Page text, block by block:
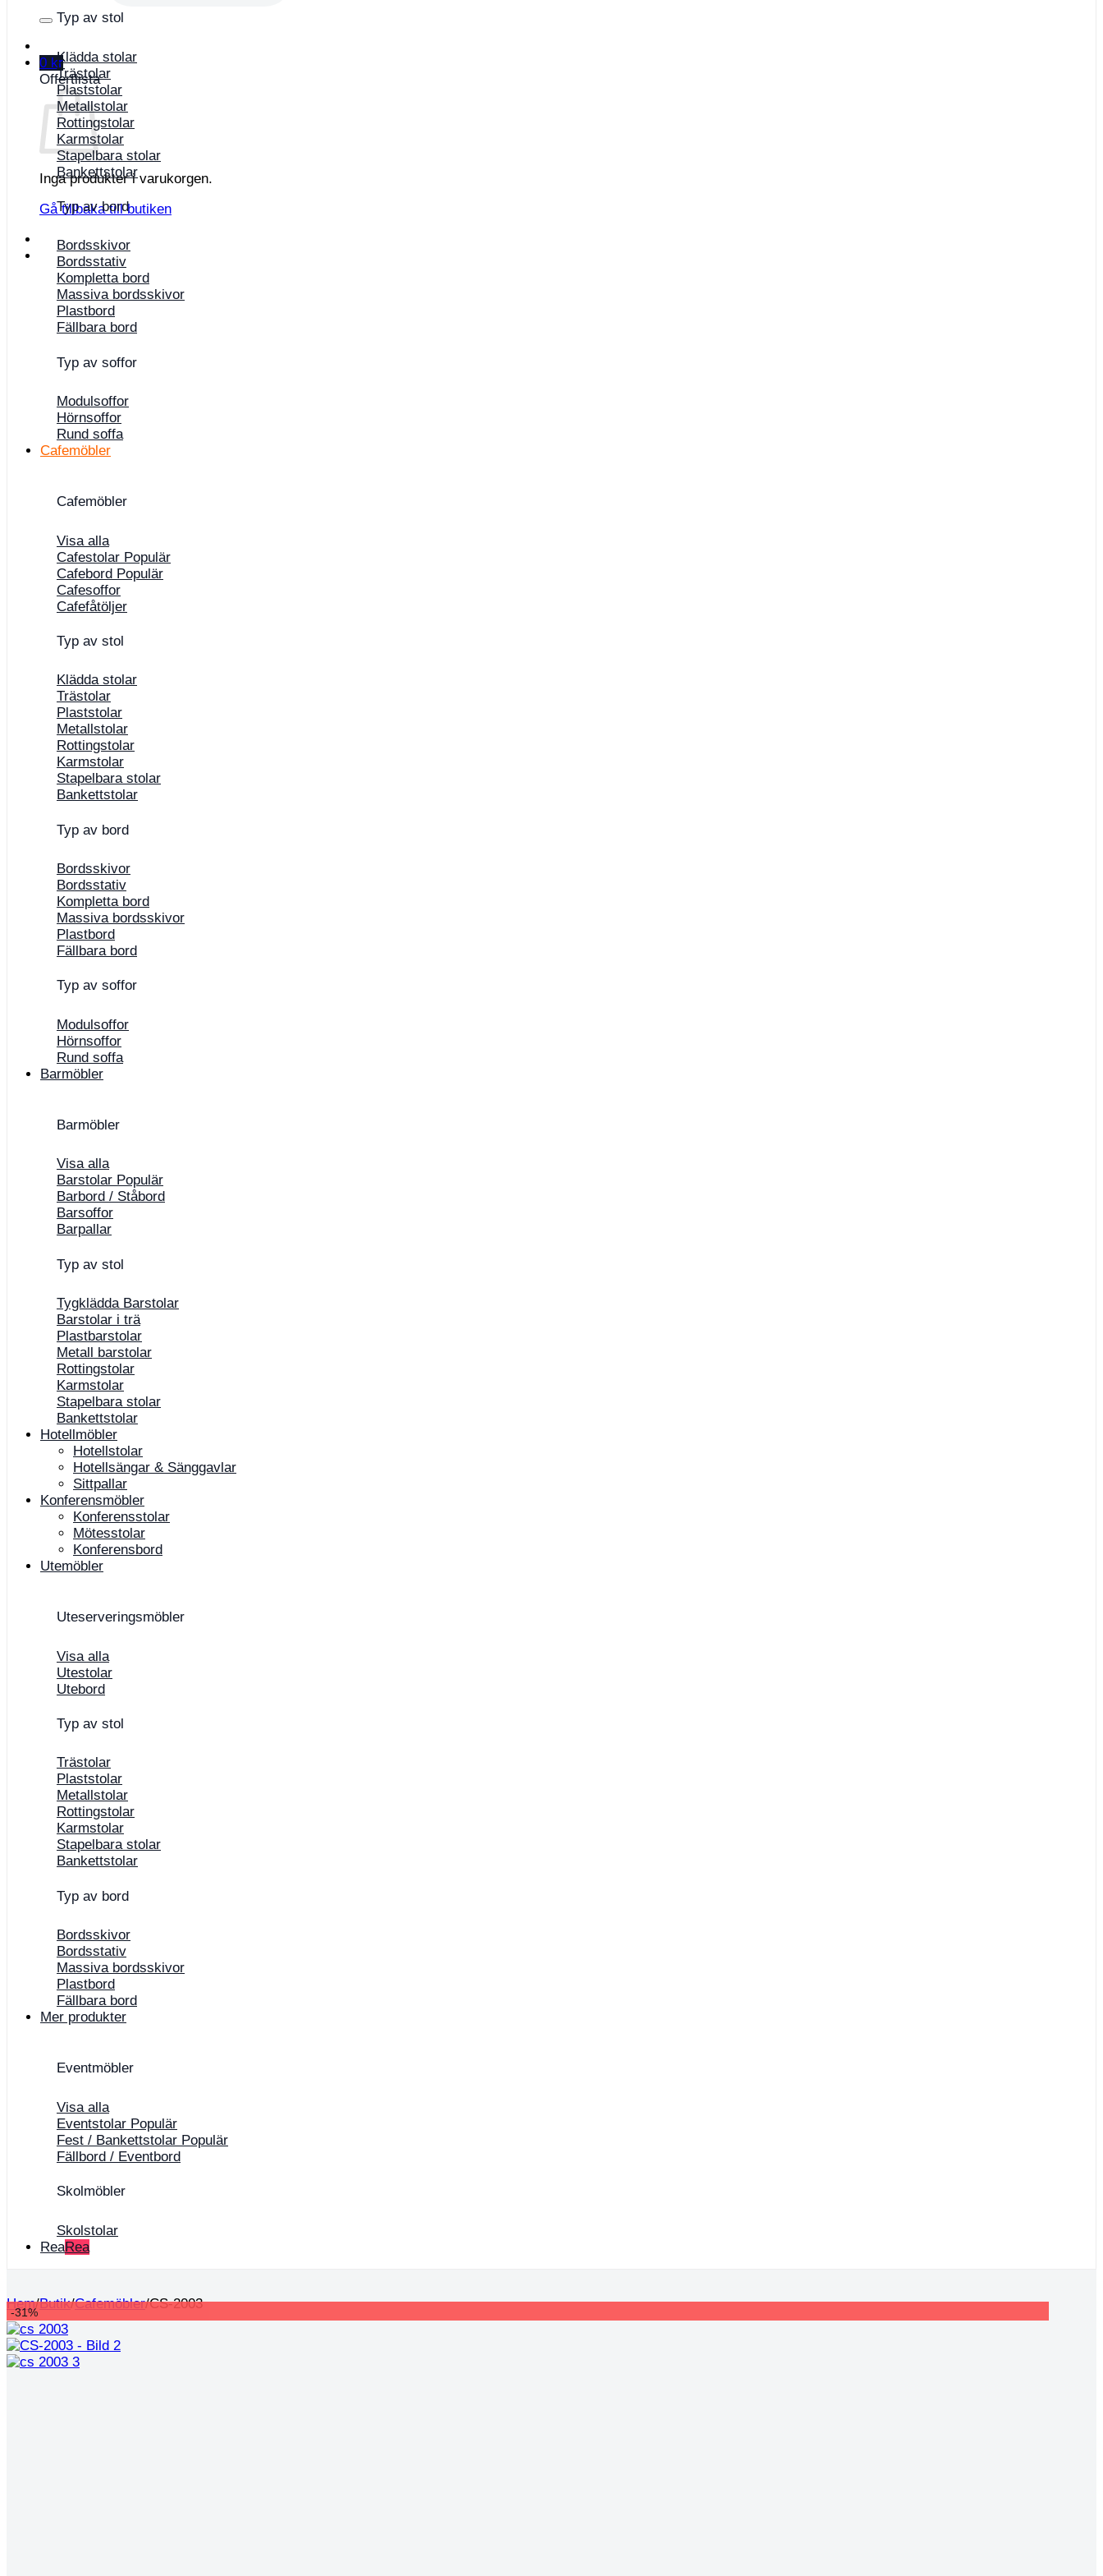
0 kr
Offertlista
Inga produkter i varukorgen.
Gå tillbaka till butiken
Typ av stol
Klädda stolar
Trästolar
Plaststolar
Metallstolar
Rottingstolar
Karmstolar
Stapelbara stolar
Bankettstolar
Typ av bord
Bordsskivor
Bordsstativ
Kompletta bord
Massiva bordsskivor
Plastbord
Fällbara bord
Typ av soffor
Modulsoffor
Hörnsoffor
Rund soffa
Cafemöbler
Cafemöbler
Visa alla
Cafestolar
Cafebord
Cafesoffor
Cafefåtöljer
Typ av stol
Klädda stolar
Trästolar
Plaststolar
Metallstolar
Rottingstolar
Karmstolar
Stapelbara stolar
Bankettstolar
Typ av bord
Bordsskivor
Bordsstativ
Kompletta bord
Massiva bordsskivor
Plastbord
Fällbara bord
Typ av soffor
Modulsoffor
Hörnsoffor
Rund soffa
Barmöbler
Barmöbler
Visa alla
Barstolar
Barbord / Ståbord
Barsoffor
Barpallar
Typ av stol
Tygklädda Barstolar
Barstolar i trä
Plastbarstolar
Metall barstolar
Rottingstolar
Karmstolar
Stapelbara stolar
Bankettstolar
Hotellmöbler
Hotellstolar
Hotellsängar & Sänggavlar
Sittpallar
Konferensmöbler
Konferensstolar
Mötesstolar
Konferensbord
Utemöbler
Uteserveringsmöbler
Visa alla
Utestolar
Utebord
Typ av stol
Trästolar
Plaststolar
Metallstolar
Rottingstolar
Karmstolar
Stapelbara stolar
Bankettstolar
Typ av bord
Bordsskivor
Bordsstativ
Massiva bordsskivor
Plastbord
Fällbara bord
Mer produkter
Eventmöbler
Visa alla
Eventstolar
Fest / Bankettstolar
Fällbord / Eventbord
Skolmöbler
Skolstolar
Rea
Hem/Butik/Cafemöbler/CS-2003
-31%